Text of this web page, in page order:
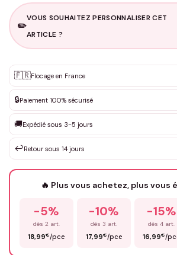
✏️
VOUS SOUHAITEZ PERSONNALISER CET
ARTICLE ?
✨ Personnalisation sur mesure
DEVIS GRATUIT · Personnalisation de 3 à
Que souhaitez-vous ?*
Votre texte / idée*
Prénom*
🇫🇷Flocage en France
🔒Paiement 100% sécurisé
🚚Expédié sous 3-5 jours
↩️Retour sous 14 jours
🔥 Plus vous achetez, plus vous
-5%
dès 2 art.
18,99€/pce
-10%
dès 3 art.
17,99€/pce
-15%
dès 4 art.
16,99€/